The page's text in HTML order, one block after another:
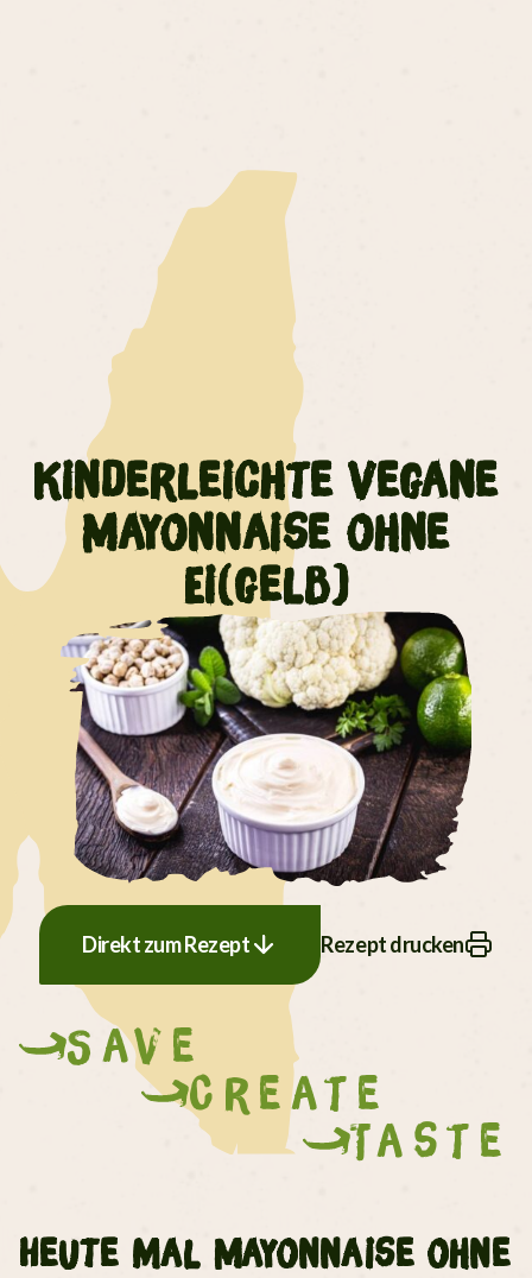
Kinderleichte vegane
Mayonnaise ohne
Ei(gelb)
Direkt zum Rezept Rezept drucken
Save
Create
Taste
Heute mal Mayonnaise ohne